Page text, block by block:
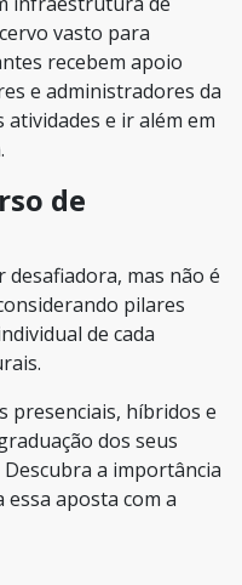
vasto para
recebem apoio
e administradores da
e ir além em
de
desafiadora, mas não é
pilares
de cada
presenciais, híbridos e
dos seus
a importância
aposta com a